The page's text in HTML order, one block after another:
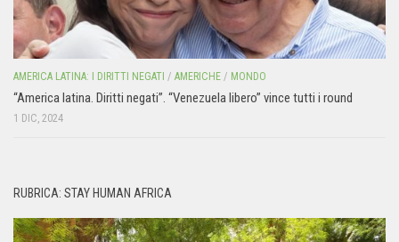
AMERICA LATINA: I DIRITTI NEGATI / AMERICHE / MONDO
“America latina. Diritti negati”. “Venezuela libero” vince tutti i round
1 DIC, 2024
RUBRICA: STAY HUMAN AFRICA